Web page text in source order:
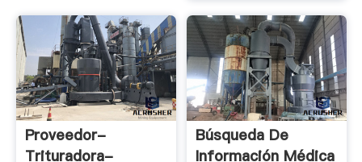
Proveedor-
Trituradora-
Búsqueda De
Información Médica